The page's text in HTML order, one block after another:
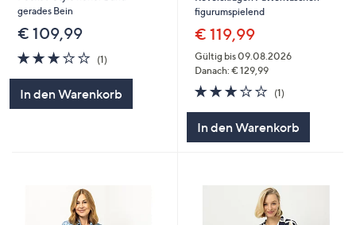
gerades Bein
€ 109,99
3.0
von
(1)
In den Warenkorb
figurumspielend
€ 119,99
Gültig bis 09.08.2026
Danach: € 129,99
3.0
von
(1)
In den Warenkorb